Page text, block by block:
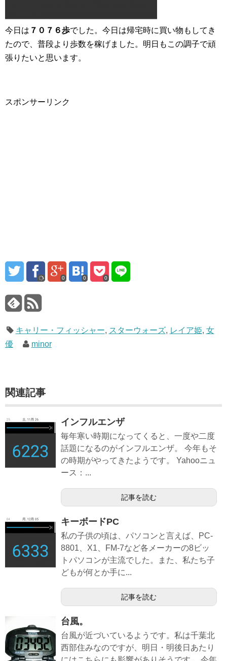
今日は ７０７６歩でした。今日は帰宅時に買い物もしてき
たので、普段より歩数を稼げました。明日もこの調子で頑
張りたいと思います。
スポンサーリンク
0 0 0
キャリー・フィッシャー, スターウォーズ, レイア姫, 女
優
minor
関連記事
インフルエンザ
毎年寒い時期になってくると、一度や二度
話題になるのがインフルエンザ。 今年もそ
の時期がやってきたようです。 Yahooニュ
ース：...
記事を読む
キーボードPC
私の子供の頃は、パソコンと言えば、PC-
8801、X1、FM-7など各メーカーの8ビッ
トパソコンが主流でした。また、私たち子
どもが何とか手に...
記事を読む
台風。
台風が近づいているようです。私は千葉北
西部住みなのですが、明日・明後日あたり